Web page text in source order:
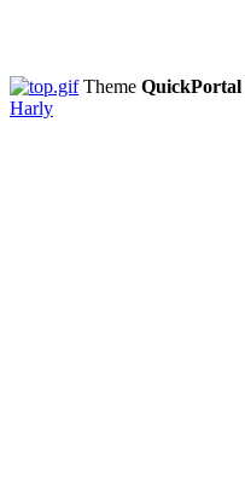
Theme QuickPortal
Harly